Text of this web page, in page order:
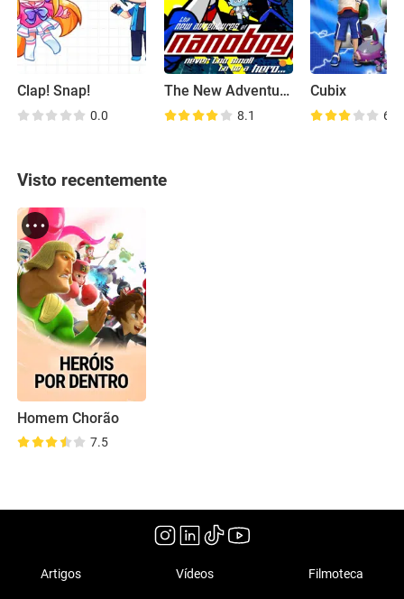
Clap! Snap!
0.0
The New Adventures of Nanoboy
8.1
Cubix
6.0
Visto recentemente
Homem Chorão
7.5
Artigos Vídeos Filmoteca